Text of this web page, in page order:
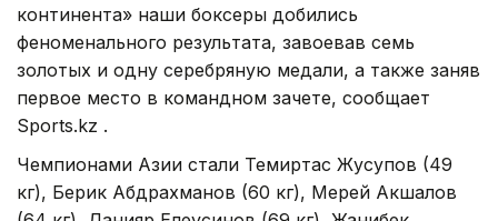
континента» наши боксеры добились
феноменального результата, завоевав семь
золотых и одну серебряную медали, а также заняв
первое место в командном зачете, сообщает
Sports.kz .
Чемпионами Азии стали Темиртас Жусупов (49
кг), Берик Абдрахманов (60 кг), Мерей Акшалов